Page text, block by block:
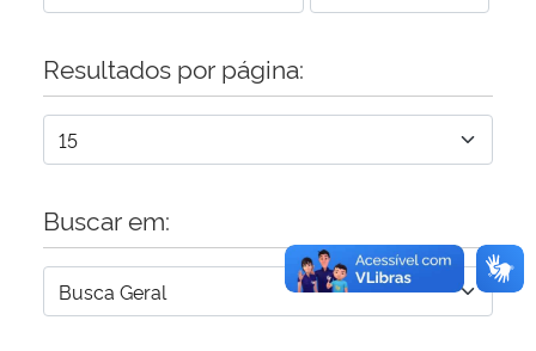
PlanaltoResultados por página:
Buscar em: